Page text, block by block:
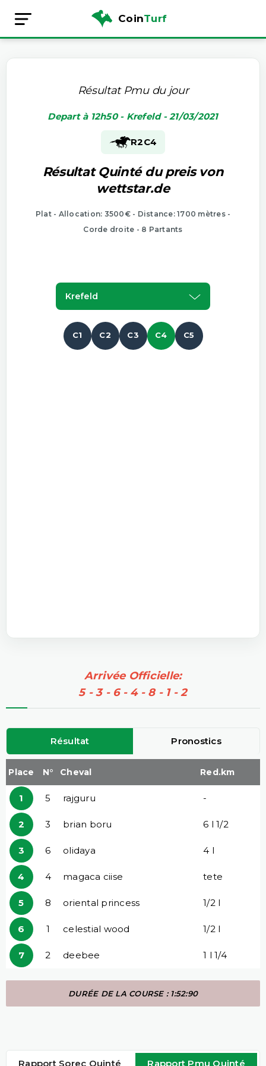
CoinTurf
Résultat Pmu du jour
Depart à 12h50 - Krefeld - 21/03/2021
R2C4
Résultat Quinté du preis von
wettstar.de
Plat - Allocation: 3500€ - Distance: 1700 mètres -
Corde droite - 8 Partants
Krefeld
C1 C2 C3 C4 C5
Arrivée Officielle:
5 - 3 - 6 - 4 - 8 - 1 - 2
Résultat Pronostics
Place N° Cheval Red.km
1 5 rajguru -
2 3 brian boru 6 l 1/2
3 6 olidaya 4 l
4 4 magaca ciise tete
5 8 oriental princess 1/2 l
6 1 celestial wood 1/2 l
7 2 deebee 1 l 1/4
DURÉE DE LA COURSE : 1:52:90
Rapport Sorec Quinté Rapport Pmu Quinté